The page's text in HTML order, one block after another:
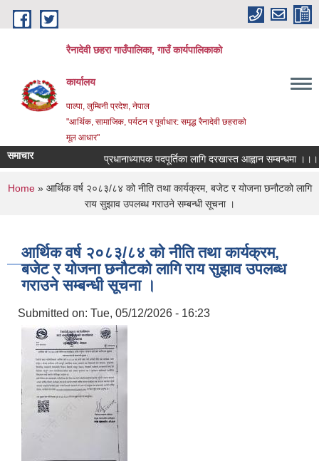
Skip to main content
रैनादेवी छहरा गाउँपालिका, गाउँ कार्यपालिकाको
कार्यालय
पाल्पा, लुम्बिनी प्रदेश, नेपाल
"आर्थिक, सामाजिक, पर्यटन र पूर्वाधार: समृद्ध रैनादेवी छहराको
मूल आधार"
समाचार प्रधानाध्यापक पदपूर्तिका लागि दरखास्त आह्वान सम्बन्धमा ।।।
You are here
Home» आर्थिक वर्ष २०८३/८४ को नीति तथा कार्यक्रम, बजेट र योजना छनौटको लागि
राय सुझाव उपलब्ध गराउने सम्बन्धी सूचना ।
आर्थिक वर्ष २०८३/८४ को नीति तथा कार्यक्रम,
बजेट र योजना छनौटको लागि राय सुझाव उपलब्ध
गराउने सम्बन्धी सूचना ।
Submitted on: Tue, 05/12/2026 - 16:23